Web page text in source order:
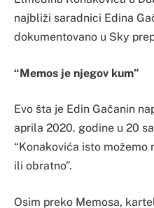
najbliži saradnici Edina
dokumentovano u Sky
“Memos je njegov kum”
Evo šta je Edin Gačanin
aprila 2020. godine u 20
“Konakovića isto možemo
ili obratno”.
Osim preko Memosa,